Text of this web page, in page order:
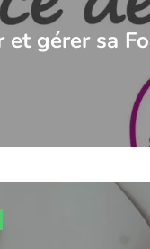
et gérer sa